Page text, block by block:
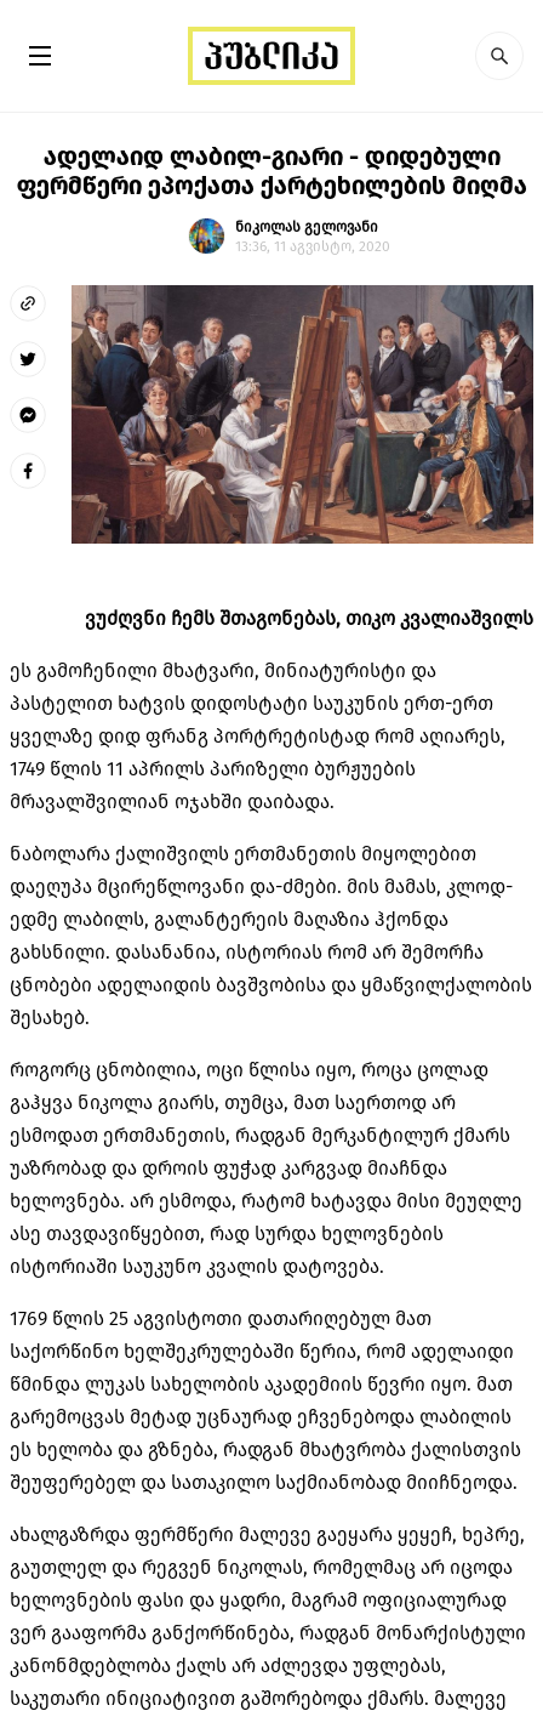
ადელაიდ ლაბილ-გიარი - დიდებული
ფერმწერი ეპოქათა ქარტეხილების მიღმა
ნიკოლას გელოვანი
13:36, 11 აგვისტო, 2020
ვუძღვნი ჩემს შთაგონებას, თიკო კვალიაშვილს
ეს გამოჩენილი მხატვარი, მინიატურისტი და
პასტელით ხატვის დიდოსტატი საუკუნის ერთ-ერთ
ყველაზე დიდ ფრანგ პორტრეტისტად რომ აღიარეს,
1749 წლის 11 აპრილს პარიზელი ბურჟუების
მრავალშვილიან ოჯახში დაიბადა.
ნაბოლარა ქალიშვილს ერთმანეთის მიყოლებით
დაეღუპა მცირეწლოვანი და-ძმები. მის მამას, კლოდ-
ედმე ლაბილს, გალანტერეის მაღაზია ჰქონდა
გახსნილი. დასანანია, ისტორიას რომ არ შემორჩა
ცნობები ადელაიდის ბავშვობისა და ყმაწვილქალობის
შესახებ.
როგორც ცნობილია, ოცი წლისა იყო, როცა ცოლად
გაჰყვა ნიკოლა გიარს, თუმცა, მათ საერთოდ არ
ესმოდათ ერთმანეთის, რადგან მერკანტილურ ქმარს
უაზრობად და დროის ფუჭად კარგვად მიაჩნდა
ხელოვნება. არ ესმოდა, რატომ ხატავდა მისი მეუღლე
ასე თავდავიწყებით, რად სურდა ხელოვნების
ისტორიაში საუკუნო კვალის დატოვება.
1769 წლის 25 აგვისტოთი დათარიღებულ მათ
საქორწინო ხელშეკრულებაში წერია, რომ ადელაიდი
წმინდა ლუკას სახელობის აკადემიის წევრი იყო. მათ
გარემოცვას მეტად უცნაურად ეჩვენებოდა ლაბილის
ეს ხელობა და გზნება, რადგან მხატვრობა ქალისთვის
შეუფერებელ და სათაკილო საქმიანობად მიიჩნეოდა.
ახალგაზრდა ფერმწერი მალევე გაეყარა ყეყეჩ, ხეპრე,
გაუთლელ და რეგვენ ნიკოლას, რომელმაც არ იცოდა
ხელოვნების ფასი და ყადრი, მაგრამ ოფიციალურად
ვერ გააფორმა განქორწინება, რადგან მონარქისტული
კანონმდებლობა ქალს არ აძლევდა უფლებას,
საკუთარი ინიციატივით გაშორებოდა ქმარს. მალევე